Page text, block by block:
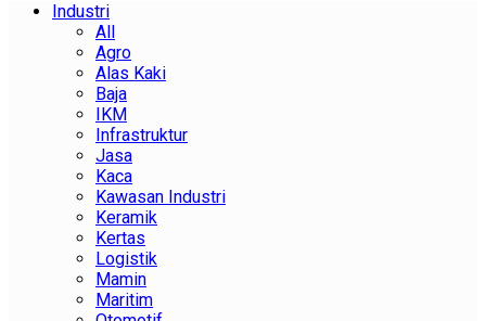
Industri
All
Agro
Alas Kaki
Baja
IKM
Infrastruktur
Jasa
Kaca
Kawasan Industri
Keramik
Kertas
Logistik
Mamin
Maritim